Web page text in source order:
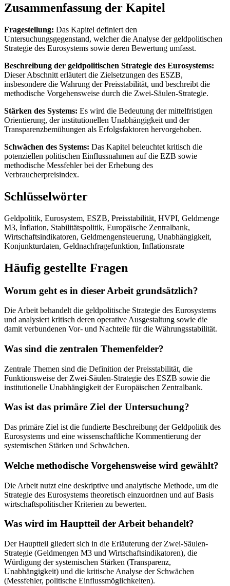
Zusammenfassung der Kapitel
Fragestellung: Das Kapitel definiert den
Untersuchungsgegenstand, welcher die Analyse der geldpolitischen
Strategie des Eurosystems sowie deren Bewertung umfasst.
Beschreibung der geldpolitischen Strategie des Eurosystems:
Dieser Abschnitt erläutert die Zielsetzungen des ESZB,
insbesondere die Wahrung der Preisstabilität, und beschreibt die
methodische Vorgehensweise durch die Zwei-Säulen-Strategie.
Stärken des Systems: Es wird die Bedeutung der mittelfristigen
Orientierung, der institutionellen Unabhängigkeit und der
Transparenzbemühungen als Erfolgsfaktoren hervorgehoben.
Schwächen des Systems: Das Kapitel beleuchtet kritisch die
potenziellen politischen Einflussnahmen auf die EZB sowie
methodische Messfehler bei der Erhebung des
Verbraucherpreisindex.
Schlüsselwörter
Geldpolitik, Eurosystem, ESZB, Preisstabilität, HVPI, Geldmenge
M3, Inflation, Stabilitätspolitik, Europäische Zentralbank,
Wirtschaftsindikatoren, Geldmengensteuerung, Unabhängigkeit,
Konjunkturdaten, Geldnachfragefunktion, Inflationsrate
Häufig gestellte Fragen
Worum geht es in dieser Arbeit grundsätzlich?
Die Arbeit behandelt die geldpolitische Strategie des Eurosystems
und analysiert kritisch deren operative Ausgestaltung sowie die
damit verbundenen Vor- und Nachteile für die Währungsstabilität.
Was sind die zentralen Themenfelder?
Zentrale Themen sind die Definition der Preisstabilität, die
Funktionsweise der Zwei-Säulen-Strategie des ESZB sowie die
institutionelle Unabhängigkeit der Europäischen Zentralbank.
Was ist das primäre Ziel der Untersuchung?
Das primäre Ziel ist die fundierte Beschreibung der Geldpolitik des
Eurosystems und eine wissenschaftliche Kommentierung der
systemischen Stärken und Schwächen.
Welche methodische Vorgehensweise wird gewählt?
Die Arbeit nutzt eine deskriptive und analytische Methode, um die
Strategie des Eurosystems theoretisch einzuordnen und auf Basis
wirtschaftspolitischer Kriterien zu bewerten.
Was wird im Hauptteil der Arbeit behandelt?
Der Hauptteil gliedert sich in die Erläuterung der Zwei-Säulen-
Strategie (Geldmengen M3 und Wirtschaftsindikatoren), die
Würdigung der systemischen Stärken (Transparenz,
Unabhängigkeit) und die kritische Analyse der Schwächen
(Messfehler, politische Einflussmöglichkeiten).